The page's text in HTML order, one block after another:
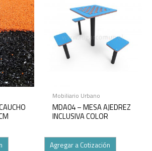
Mobiliario Urbano
MDA04 – MESA AJEDREZ
INCLUSIVA COLOR
Agregar a Cotización